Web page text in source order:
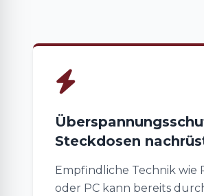
Steckdosen
Empfindliche Technik wie
oder PC kann bereits